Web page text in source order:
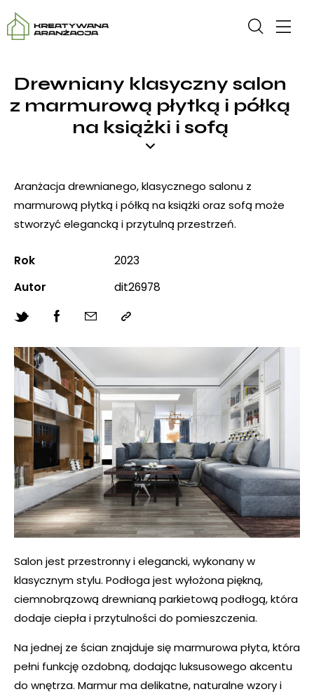
Drewniany klasyczny salon
z marmurową płytką i półką
na książki i sofą
Aranżacja drewnianego, klasycznego salonu z
marmurową płytką i półką na książki oraz sofą może
stworzyć elegancką i przytulną przestrzeń.
Rok
2023
Autor
dit26978
Salon jest przestronny i elegancki, wykonany w
klasycznym stylu. Podłoga jest wyłożona piękną,
ciemnobrązową drewnianą parkietową podłogą, która
dodaje ciepła i przytulności do pomieszczenia.
Na jednej ze ścian znajduje się marmurowa płyta, która
pełni funkcję ozdobną, dodając luksusowego akcentu
do wnętrza. Marmur ma delikatne, naturalne wzory i